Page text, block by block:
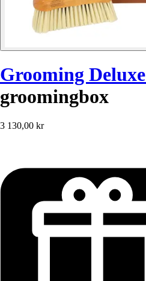
Grooming Deluxe
groomingbox
3 130,00 kr